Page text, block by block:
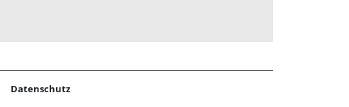
Datenschutz